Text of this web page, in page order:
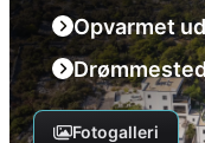
Opvarmet
Fotogalleri